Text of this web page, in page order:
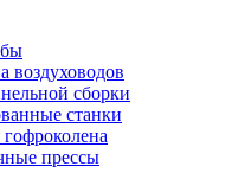
воздуховодов
сборки
станки
прессы